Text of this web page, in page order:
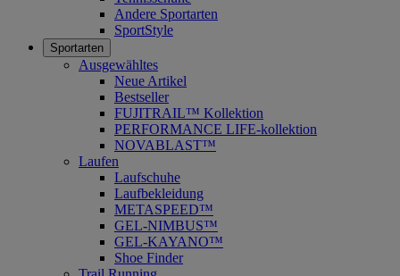
Andere Sportarten
SportStyle
Sportarten
Ausgewähltes
Neue Artikel
Bestseller
FUJITRAIL™ Kollektion
PERFORMANCE LIFE-kollektion
NOVABLAST™
Laufen
Laufschuhe
Laufbekleidung
METASPEED™
GEL-NIMBUS™
GEL-KAYANO™
Shoe Finder